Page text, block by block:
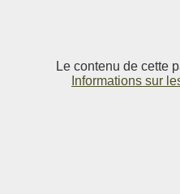
Le contenu de cette
Informations sur